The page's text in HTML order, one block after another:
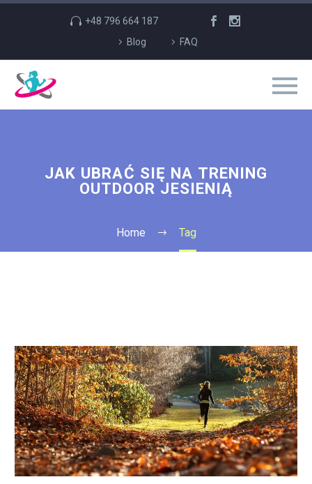
+48 796 664 187
Blog
FAQ
JAK UBRAĆ SIĘ NA TRENING
OUTDOOR JESIENIĄ
Home Tag